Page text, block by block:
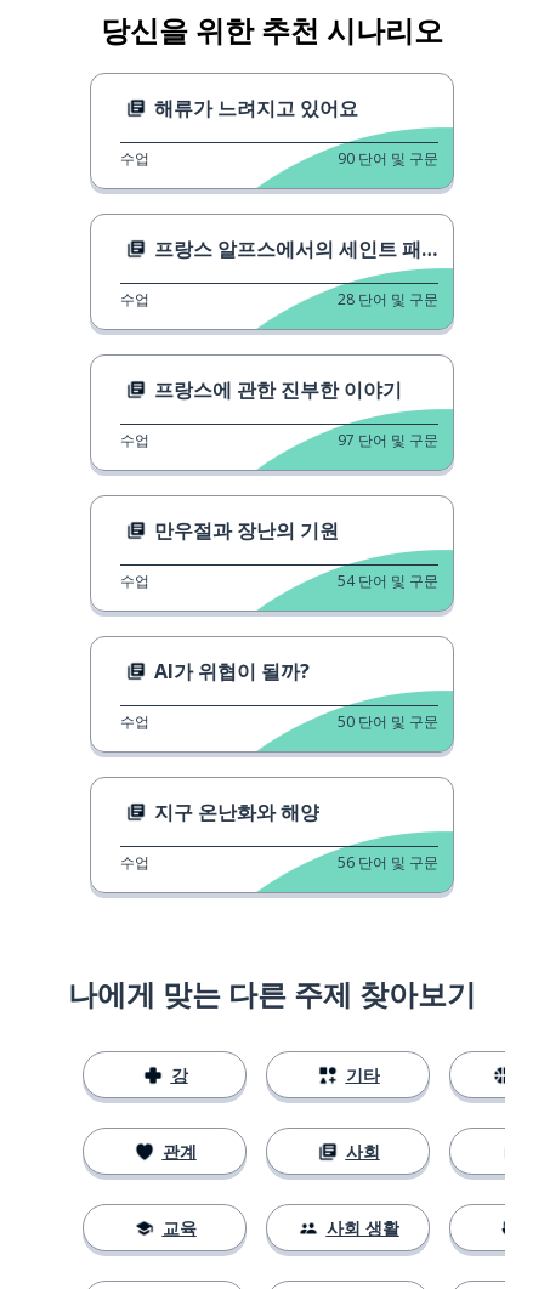
당신을 위한 추천 시나리오
해류가 느려지고 있어요
수업 90 단어 및 구문
프랑스 알프스에서의 세인트 패트릭의 밤
수업 28 단어 및 구문
프랑스에 관한 진부한 이야기
수업 97 단어 및 구문
만우절과 장난의 기원
수업 54 단어 및 구문
AI가 위협이 될까?
수업 50 단어 및 구문
지구 온난화와 해양
수업 56 단어 및 구문
나에게 맞는 다른 주제 찾아보기
강
관계
교육
기타
사회
사회 생활